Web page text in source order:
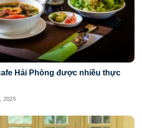
Hải Phòng được nhiều thực
2025